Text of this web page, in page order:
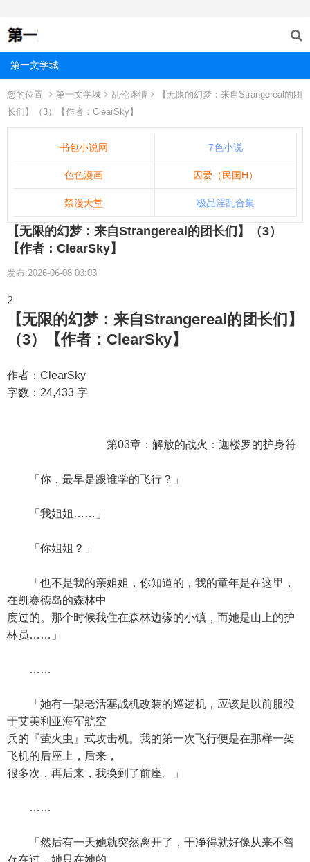
第一文学城
您的位置 第一文学城 乱伦迷情
【无限的幻梦：来自Strangereal的团
长们】（3）【作者：ClearSky】
书包小说网 7色小说
色色漫画 囚爱（民国H）
禁漫天堂 极品淫乱合集
【无限的幻梦：来自Strangereal的团长们】（3）
【作者：ClearSky】
发布:2026-06-08 03:03
2
【无限的幻梦：来自Strangereal的团长们】
（3）【作者：ClearSky】
作者：ClearSky
字数：24,433 字
第03章：解放的战火：迦楼罗的护身符
「你，最早是跟谁学的飞行？」
「我姐姐……」
「你姐姐？」
「也不是我的亲姐姐，你知道的，我的童年是在这里，
在凯赛德岛的森林中
度过的。那个时候我住在森林边缘的小镇，而她是山上的护
林员……」
……
「她有一架老活塞战机改装的巡逻机，应该是以前服役
于艾美利亚海军航空
兵的『萤火虫』式攻击机。我的第一次飞行便是在那样一架
飞机的后座上，后来，
很多次，再后来，我换到了前座。」
……
「然后有一天她就突然离开了，干净得就好像从来不曾
存在过，她只在她的